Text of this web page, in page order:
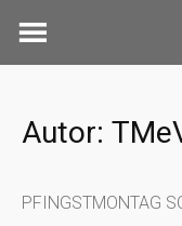
Autor:
PFINGSTMONTAG